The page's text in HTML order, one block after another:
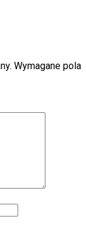
Wymagane pola